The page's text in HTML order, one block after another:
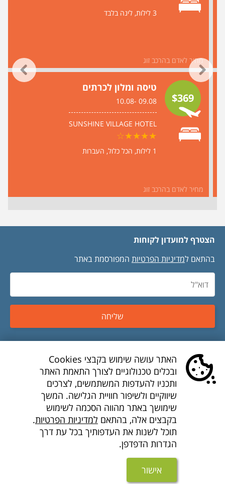
מחיר לאדם בהרכב זוג
3 לילות
לינה בלבד
$369
מחיר לאדם בהרכב זוג
טיסה ומלון לכרתים
09.08 -10.08
SUNSHINE VILLAGE HOTEL
1 לילות הכל כלול העברות
הצטרף למועדון לקוחות
בהתאם למדיניות הפרטיות המפורסמת באתר
שליחה
טיסות זולות
טיסות לואו קוסט
דילים לואו קוסט
חברות תעופה
חבילות נופש זולות
האתר עושה שימוש בקבצי Cookies
ובכלים טכנולוגיים לצורך התאמת האתר
ותכניו להעדפות המשתמשים, לצרכים
שיווקיים ולשיפור חוויית הגלישה. המשך
שימושך באתר מהווה הסכמה לשימוש
בקבצים אלה, בהתאם למדיניות הפרטיות.
תוכל לשנות את העדפותיך בכל עת דרך
הגדרות הדפדפן.
אישור